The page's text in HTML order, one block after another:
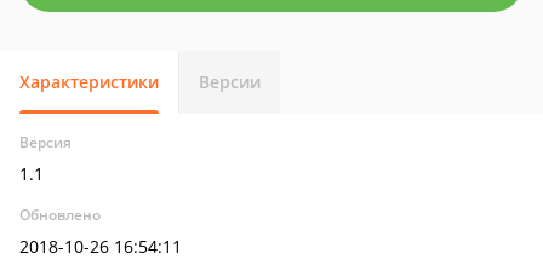
Характеристики Версии
Версия
1.1
Обновлено
2018-10-26 16:54:11